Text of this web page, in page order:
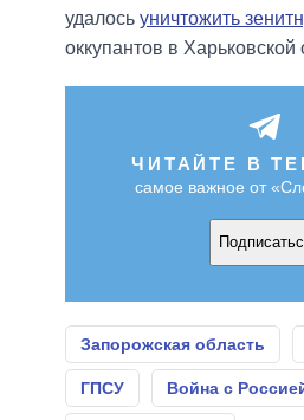
удалось уничтожить
оккупантов в Харьковской
ЧИТАЙТЕ В
самое важное от
Запорожская область
ГПСУ Война с